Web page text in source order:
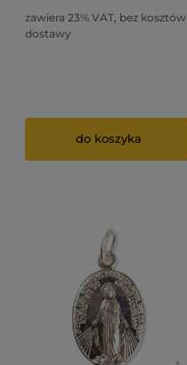
zawiera 23% VAT, bez kosztów
dostawy
do koszyka